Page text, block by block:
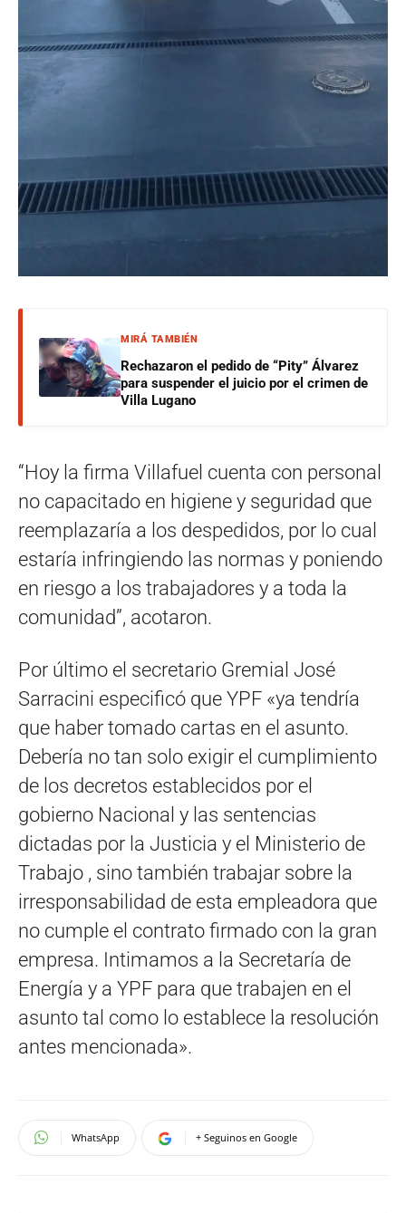
MIRÁ TAMBIÉN
Rechazaron el pedido de “Pity” Álvarez
para suspender el juicio por el crimen de
Villa Lugano
“Hoy la firma Villafuel cuenta con personal
no capacitado en higiene y seguridad que
reemplazaría a los despedidos, por lo cual
estaría infringiendo las normas y poniendo
en riesgo a los trabajadores y a toda la
comunidad”, acotaron.
Por último el secretario Gremial José
Sarracini especificó que YPF «ya tendría
que haber tomado cartas en el asunto.
Debería no tan solo exigir el cumplimiento
de los decretos establecidos por el
gobierno Nacional y las sentencias
dictadas por la Justicia y el Ministerio de
Trabajo , sino también trabajar sobre la
irresponsabilidad de esta empleadora que
no cumple el contrato firmado con la gran
empresa. Intimamos a la Secretaría de
Energía y a YPF para que trabajen en el
asunto tal como lo establece la resolución
antes mencionada».
WhatsApp + Seguinos en Google